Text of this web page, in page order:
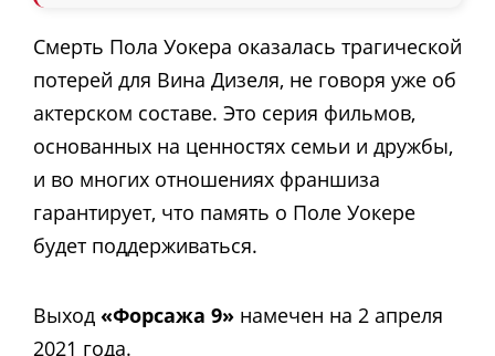
Смерть Пола Уокера оказалась трагической
потерей для Вина Дизеля, не говоря уже об
актерском составе. Это серия фильмов,
основанных на ценностях семьи и дружбы,
и во многих отношениях франшиза
гарантирует, что память о Поле Уокере
будет поддерживаться.
Выход «Форсажа 9» намечен на 2 апреля
2021 года.